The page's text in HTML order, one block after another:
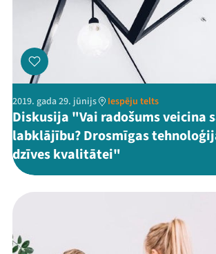
2019. gada 29. jūnijs Iespēju telts
Diskusija "Vai radošums veicina
labklājību? Drosmīgas
dzīves kvalitātei"